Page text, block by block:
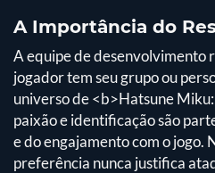
A Importância do
A equipe de desenvolvimento
jogador tem seu grupo ou
universo de <b>Hatsune
paixão e identificação são
e do engajamento com o jogo.
preferência nunca justifica